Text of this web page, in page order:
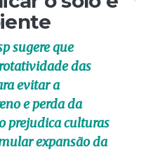
sugere que
das
evitar a
e perda da
prejudica culturas
expansão da